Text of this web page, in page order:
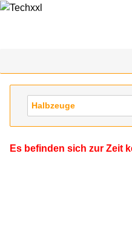
Halbzeuge
Es befinden sich zur Zeit